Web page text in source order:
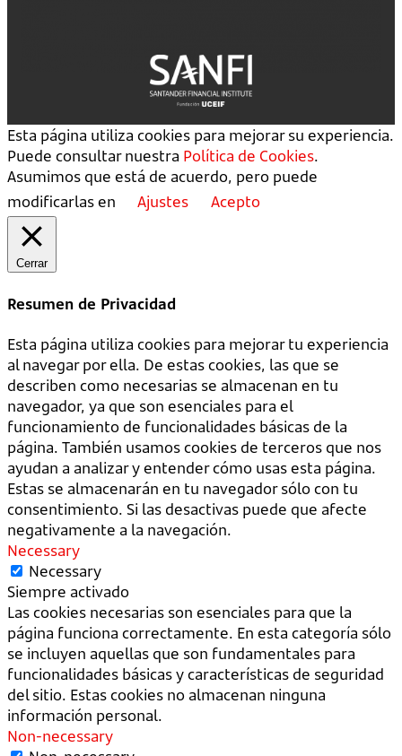
Esta página utiliza cookies para mejorar su experiencia.
Puede consultar nuestra Política de Cookies.
Asumimos que está de acuerdo, pero puede
modificarlas en
Ajustes Acepto
Cerrar
Resumen de Privacidad
Esta página utiliza cookies para mejorar tu experiencia
al navegar por ella. De estas cookies, las que se
describen como necesarias se almacenan en tu
navegador, ya que son esenciales para el
funcionamiento de funcionalidades básicas de la
página. También usamos cookies de terceros que nos
ayudan a analizar y entender cómo usas esta página.
Estas se almacenarán en tu navegador sólo con tu
consentimiento. Si las desactivas puede que afecte
negativamente a la navegación.
Necessary
Necessary
Siempre activado
Las cookies necesarias son esenciales para que la
página funciona correctamente. En esta categoría sólo
se incluyen aquellas que son fundamentales para
funcionalidades básicas y características de seguridad
del sitio. Estas cookies no almacenan ninguna
información personal.
Non-necessary